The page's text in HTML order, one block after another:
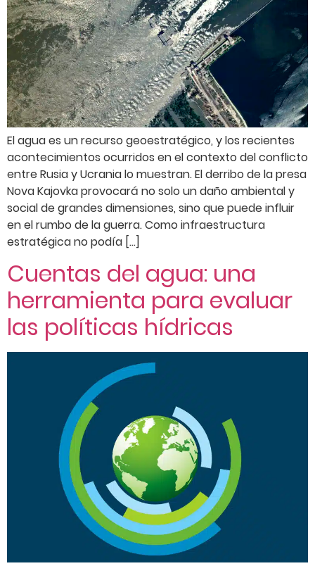
El agua es un recurso geoestratégico, y los recientes
acontecimientos ocurridos en el contexto del conflicto
entre Rusia y Ucrania lo muestran. El derribo de la presa
Nova Kajovka provocará no solo un daño ambiental y
social de grandes dimensiones, sino que puede influir
en el rumbo de la guerra. Como infraestructura
estratégica no podía […]
Cuentas del agua: una
herramienta para evaluar
las políticas hídricas